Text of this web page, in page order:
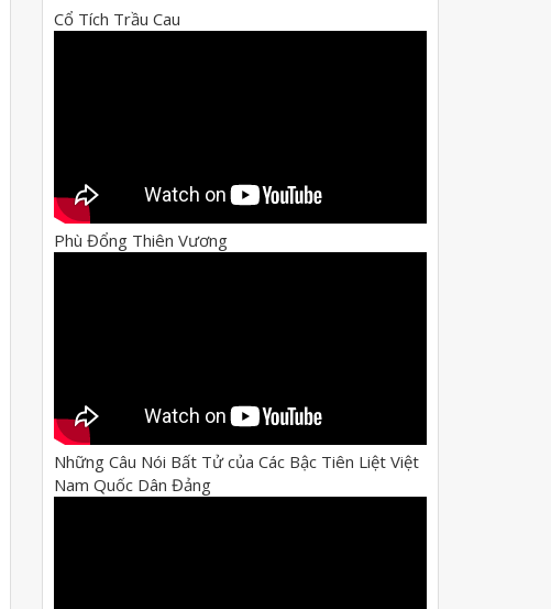
Cổ Tích Trầu Cau
Phù Đổng Thiên Vương
Những Câu Nói Bất Tử của Các Bậc Tiên Liệt Việt
Nam Quốc Dân Đảng